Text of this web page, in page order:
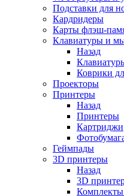
Подставки для
Кардридеры
Карты флэш-
Клавиатуры и
Назад
Коврики
Проекторы
Принтеры
Назад
Принтеры
Картриджи
Геймпады
3D принтеры
Назад
3D
Комплекты